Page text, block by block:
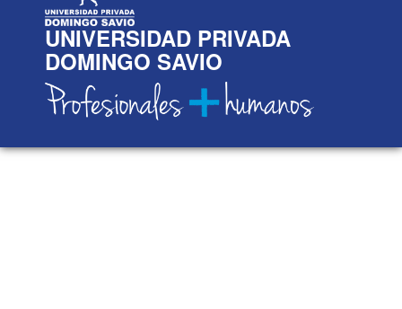
UNIVERSIDAD PRIVADA
DOMINGO SAVIO